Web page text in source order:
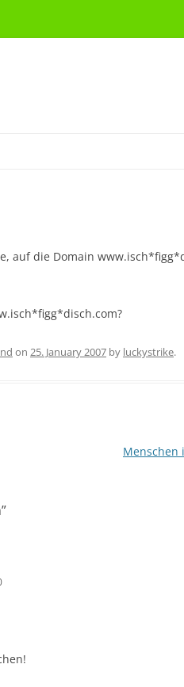
auf die Domain
on 25. January 2007 by luckystrike.
Menschen
”